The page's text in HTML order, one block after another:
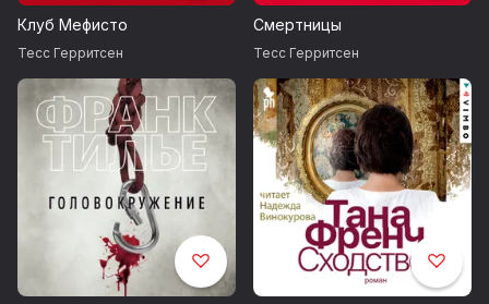
Клуб Мефисто
Тесс Герритсен
Смертницы
Тесс Герритсен